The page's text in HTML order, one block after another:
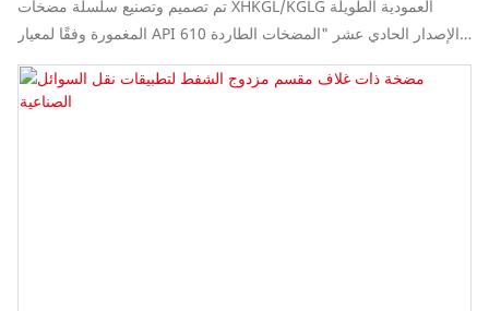
تم تصميم وتصنيع سلسلة مضخات XHKGL/KGLG العمودية الطويلة
المغمورة وفقًا لمعيار API 610 الإصدار الحادي عشر "المضخات الطاردة
المركزية لصناعات البترول والبتروكيماويات والغاز الطبيعي"، مع تلبية
متطلبات التصميم للإصدارات الثامن والتاسع والعاشر أيضًا.